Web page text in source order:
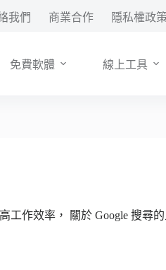
我們 商業合作 隱私權政策
免費軟體 線上工具
工作效率， 關於 Google 搜尋